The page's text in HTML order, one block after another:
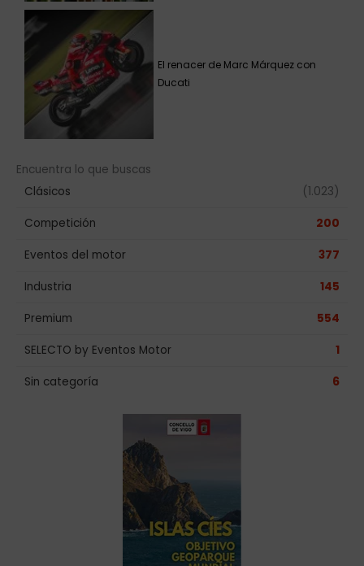
El renacer de Marc Márquez con
Ducati
Encuentra lo que buscas
Clásicos
(1.023)
Competición 200
Eventos del motor 377
Industria 145
Premium 554
SELECTO by Eventos Motor 1
Sin categoría 6